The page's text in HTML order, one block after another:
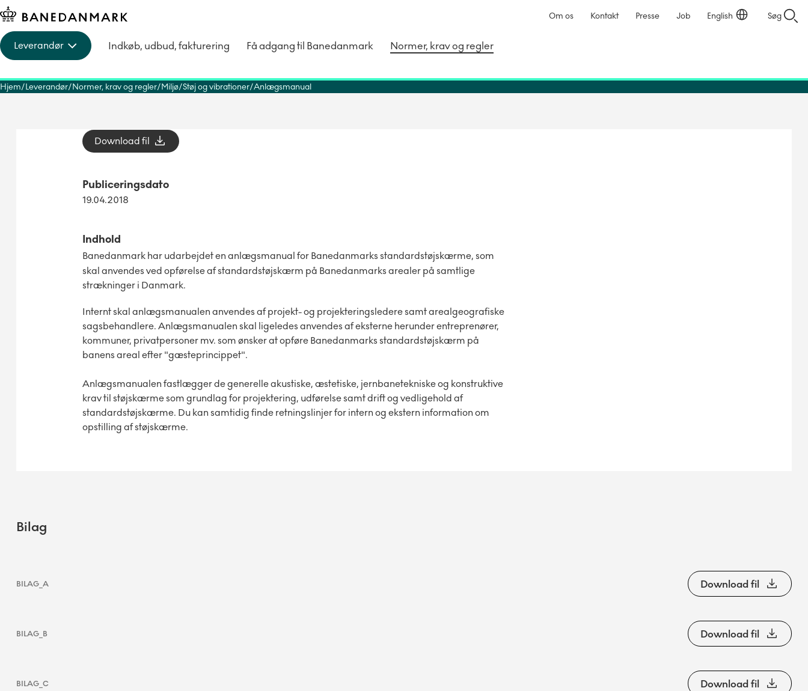
Leverandør Indkøb, udbud, fakturering Få adgang til Banedanmark Normer, krav og regler
Om os Kontakt Presse Job English Søg
Hjem Leverandør Normer, krav og regler Miljø Støj og vibrationer Anlægsmanual
Download fil
Publiceringsdato
19.04.2018
Indhold
Banedanmark har udarbejdet en anlægsmanual for Banedanmarks standardstøjskærme, som
skal anvendes ved opførelse af standardstøjskærm på Banedanmarks arealer på samtlige
strækninger i Danmark.
Internt skal anlægsmanualen anvendes af projekt- og projekteringsledere samt arealgeografiske
sagsbehandlere. Anlægsmanualen skal ligeledes anvendes af eksterne herunder entreprenører,
kommuner, privatpersoner mv. som ønsker at opføre Banedanmarks standardstøjskærm på
banens areal efter "gæsteprincippet".
Anlægsmanualen fastlægger de generelle akustiske, æstetiske, jernbanetekniske og konstruktive
krav til støjskærme som grundlag for projektering, udførelse samt drift og vedligehold af
standardstøjskærme. Du kan samtidig finde retningslinjer for intern og ekstern information om
opstilling af støjskærme.
Bilag
BILAG_A Download fil
BILAG_B Download fil
BILAG_C Download fil